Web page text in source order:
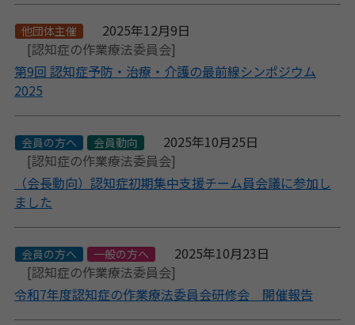
他団体主催
2025年12月9日
[認知症の作業療法委員会]
第9回 認知症予防・治療・介護の最前線シンポジウム
2025
会員の方へ 会員動向
2025年10月25日
[認知症の作業療法委員会]
（会長動向）認知症初期集中支援チーム員会議に参加し
ました
会員の方へ 一般の方へ
2025年10月23日
[認知症の作業療法委員会]
令和7年度認知症の作業療法委員会研修会 開催報告